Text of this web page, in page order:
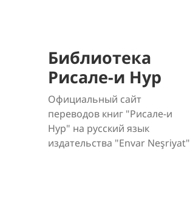
Библиотека
Рисале-и Нур
Официальный сайт
переводов книг "Рисале-и
Нур" на русский язык
издательства "Envar Neşriyat"